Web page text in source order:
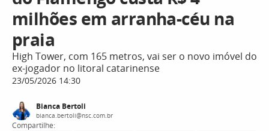
milhões em arranha-céu na
praia
High Tower, com 165 metros, vai ser o novo imóvel do
ex-jogador no litoral catarinense
23/05/2026 14:30
Bianca Bertoli
bianca.bertoli@nsc.com.br
Compartilhe: